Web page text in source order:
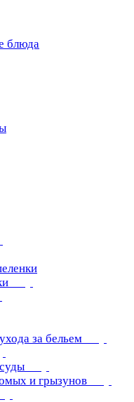
блюда
за бельем
и грызунов